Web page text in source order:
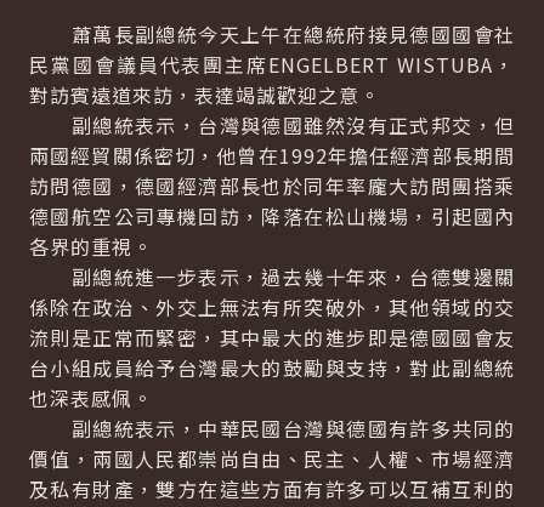
蕭萬長副總統今天上午在總統府接見德國國會社
民黨國會議員代表團主席ENGELBERT WISTUBA，
對訪賓遠道來訪，表達竭誠歡迎之意。
副總統表示，台灣與德國雖然沒有正式邦交，但
兩國經貿關係密切，他曾在1992年擔任經濟部長期間
訪問德國，德國經濟部長也於同年率龐大訪問團搭乘
德國航空公司專機回訪，降落在松山機場，引起國內
各界的重視。
副總統進一步表示，過去幾十年來，台德雙邊關
係除在政治、外交上無法有所突破外，其他領域的交
流則是正常而緊密，其中最大的進步即是德國國會友
台小組成員給予台灣最大的鼓勵與支持，對此副總統
也深表感佩。
副總統表示，中華民國台灣與德國有許多共同的
價值，兩國人民都崇尚自由、民主、人權、市場經濟
及私有財產，雙方在這些方面有許多可以互補互利的